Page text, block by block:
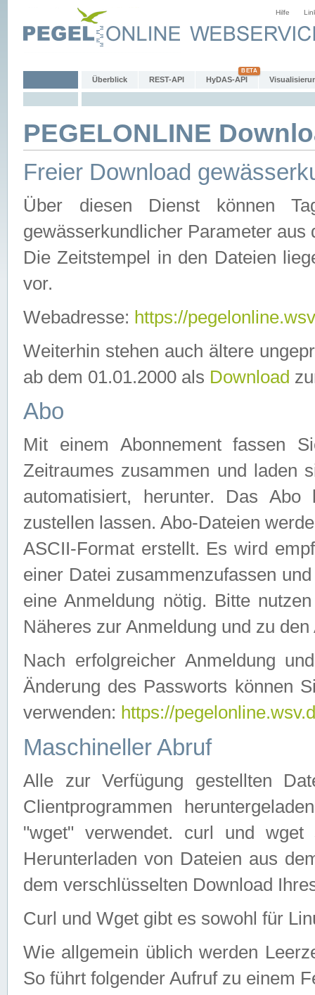
Hilfe
Überblick REST-API HyDAS-API
PEGELONLINE
Freier Download
Über diesen Dienst können
gewässerkundlicher Parameter aus
Die Zeitstempel in den Dateien
vor.
Webadresse: https://
Weiterhin stehen auch ältere
ab dem 01.01.2000 als Download
Abo
Mit einem Abonnement fassen
Zeitraumes zusammen und laden
automatisiert, herunter. Das
zustellen lassen. Abo-Dateien
ASCII-Format erstellt. Es wird
einer Datei zusammenzufassen
eine Anmeldung nötig. Bitte
Näheres zur Anmeldung und zu
Nach erfolgreicher Anmeldung
Änderung des Passworts können
verwenden: https://
Maschineller Abruf
Alle zur Verfügung gestellten
Clientprogrammen
"wget" verwendet. curl und wget
Herunterladen von Dateien aus
dem verschlüsselten Download
Curl und Wget gibt es sowohl für
Wie allgemein üblich werden
So führt folgender Aufruf zu einem